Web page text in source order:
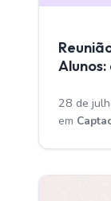
28 de
em